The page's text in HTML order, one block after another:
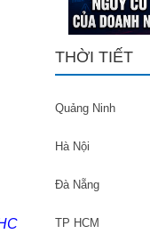
THỜI TIẾT
Quảng Ninh
Hà Nội
Đà Nẵng
TP HCM